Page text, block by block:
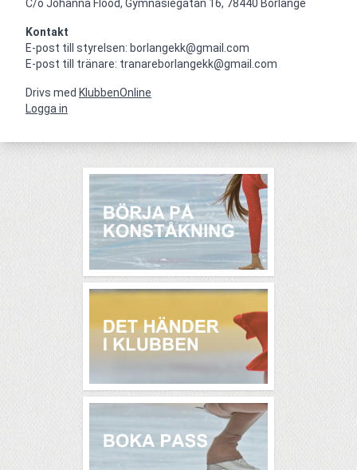
C/o Johanna Flood, Gymnasiegatan 16, 78440 Borlänge
Kontakt
E-post till styrelsen: borlangekk@gmail.com
E-post till tränare: tranareborlangekk@gmail.com
Drivs med KlubbenOnline
Logga in